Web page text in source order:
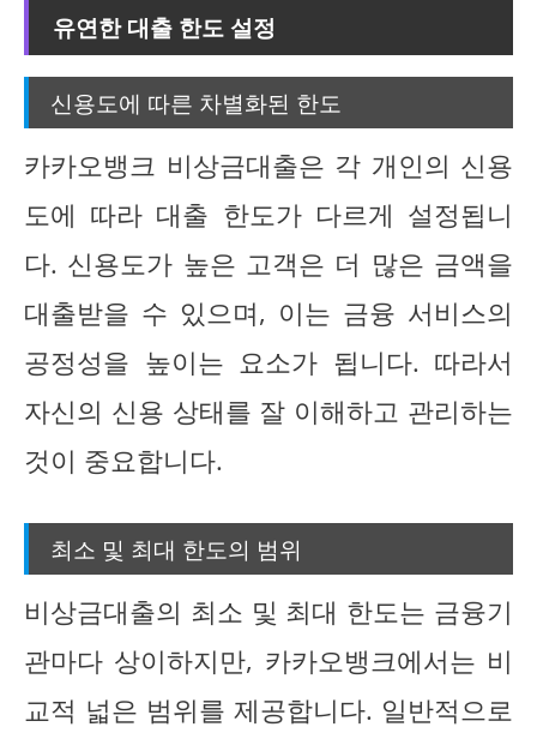
유연한 대출 한도 설정
신용도에 따른 차별화된 한도
카카오뱅크 비상금대출은 각 개인의 신용
도에 따라 대출 한도가 다르게 설정됩니
다. 신용도가 높은 고객은 더 많은 금액을
대출받을 수 있으며, 이는 금융 서비스의
공정성을 높이는 요소가 됩니다. 따라서
자신의 신용 상태를 잘 이해하고 관리하는
것이 중요합니다.
최소 및 최대 한도의 범위
비상금대출의 최소 및 최대 한도는 금융기
관마다 상이하지만, 카카오뱅크에서는 비
교적 넓은 범위를 제공합니다. 일반적으로